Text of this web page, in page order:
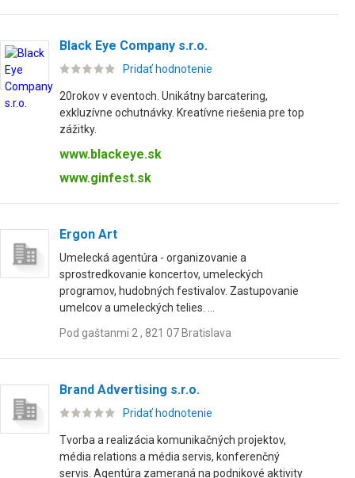
Black Eye Company s.r.o.
Pridať hodnotenie
20rokov v eventoch. Unikátny barcatering,
exkluzívne ochutnávky. Kreatívne riešenia pre top
zážitky.
www.blackeye.sk
www.ginfest.sk
Ergon Art
Umelecká agentúra - organizovanie a
sprostredkovanie koncertov, umeleckých
programov, hudobných festivalov. Zastupovanie
umelcov a umeleckých telies. ...
Pod gaštanmi 2 , 821 07 Bratislava
Brand Advertising s.r.o.
Pridať hodnotenie
Tvorba a realizácia komunikačných projektov,
média relations a média servis, konferenčný
servis. Agentúra zameraná na podnikové aktivity